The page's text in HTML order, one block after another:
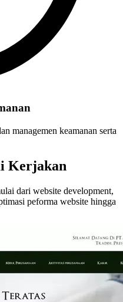
managemen keamanan serta
Kerjakan
dari website development,
peforma website hingga